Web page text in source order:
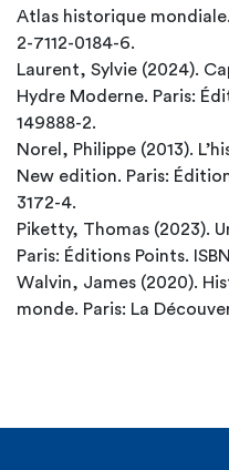
Atlas historique mondiale.
2-7112-0184-6.
Laurent, Sylvie (2024).
Hydre Moderne. Paris:
149888-2.
Norel, Philippe (2013).
New edition. Paris:
3172-4.
Piketty, Thomas (2023).
Paris: Éditions Points.
Walvin, James (2020).
monde. Paris: La